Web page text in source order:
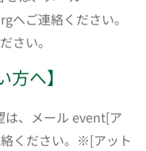
ご連絡ください。
さい。
へ】
は、メール event[ア
ください。※[アット